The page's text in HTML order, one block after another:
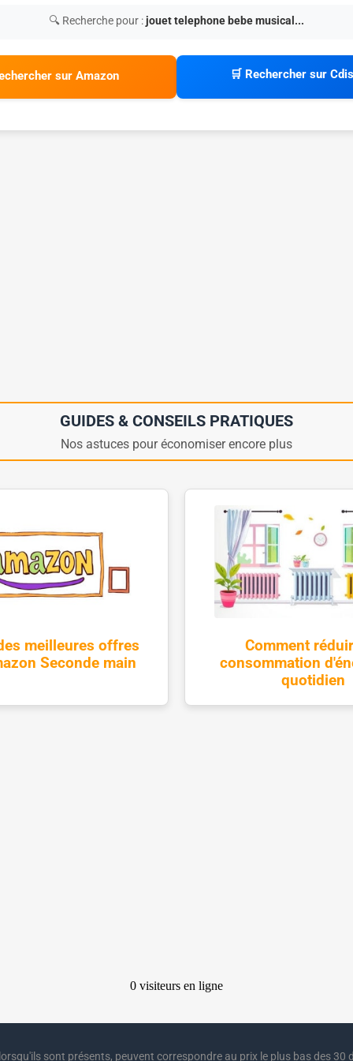
🔍 Recherche pour :jouet telephone bebe musical...
sur Amazon 🛒 Rechercher sur
GUIDES & CONSEILS PRATIQUES
Nos astuces pour économiser encore plus
meilleures offres
Seconde main
Comment
consommation
quotidien
sont présents, peuvent correspondre au prix le plus bas des 30